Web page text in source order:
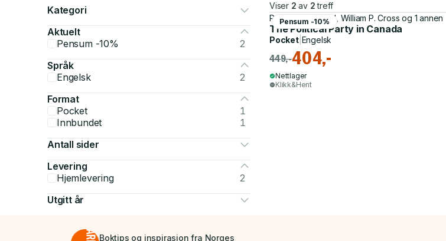
Kategori
Aktuelt
Pensum -10%
2
Språk
Engelsk
2
Format
Pocket
1
Innbundet
1
Antall sider
Levering
Hjemlevering
2
Utgitt år
Viser 2 av 2 treff
Pensum -10%
Rob Currie-Wood, William P. Cross og 1 annen
The Political Party in Canada
Pocket| Engelsk
449,-404,-
Nettlager
Klikk&Hent
Boktips og inspirasjon fra Norges